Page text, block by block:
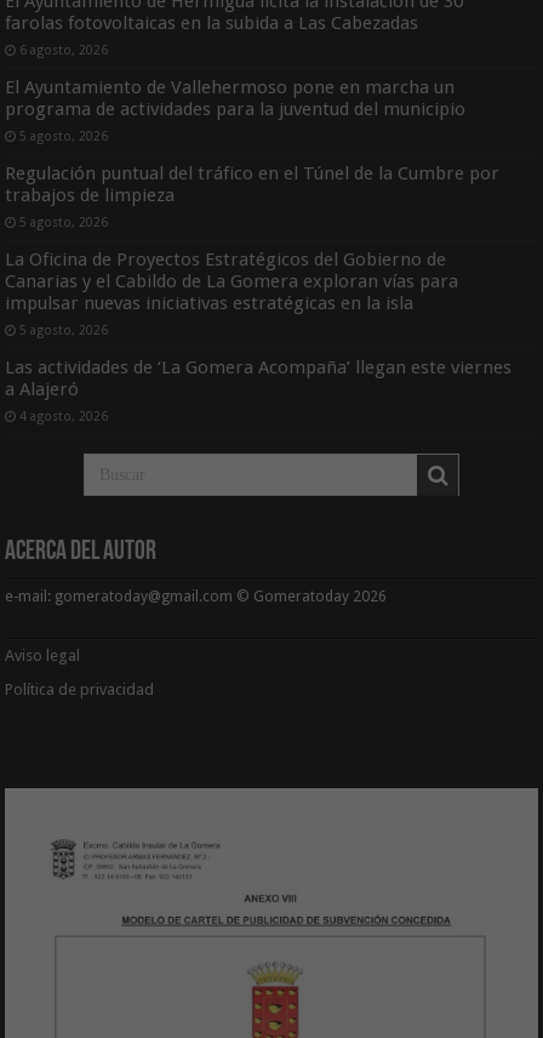
farolas fotovoltaicas en la subida a Las Cabezadas
6 agosto, 2026
El Ayuntamiento de Vallehermoso pone en marcha un
programa de actividades para la juventud del municipio
5 agosto, 2026
Regulación puntual del tráfico en el Túnel de la Cumbre por
trabajos de limpieza
5 agosto, 2026
La Oficina de Proyectos Estratégicos del Gobierno de
Canarias y el Cabildo de La Gomera exploran vías para
impulsar nuevas iniciativas estratégicas en la isla
5 agosto, 2026
Las actividades de ‘La Gomera Acompaña’ llegan este viernes
a Alajeró
4 agosto, 2026
Acerca del Autor
e-mail: gomeratoday@gmail.com © Gomeratoday 2026
Aviso legal
Política de privacidad